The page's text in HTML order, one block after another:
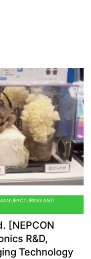
AND
[NEPCON
R&D,
Technology